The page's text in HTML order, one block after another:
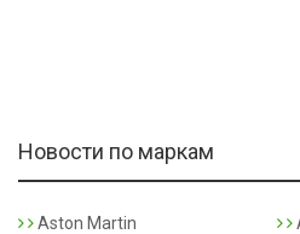
Новости по маркам
Aston Martin